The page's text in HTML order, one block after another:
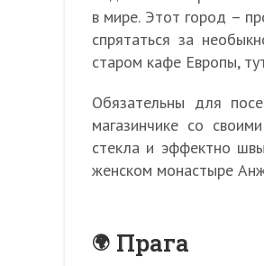
в мире. Этот город –
спрятаться за
старом кафе Европы,
Обязательны для
магазинчике со
стекла и эффектно
женском монастыре
Прага